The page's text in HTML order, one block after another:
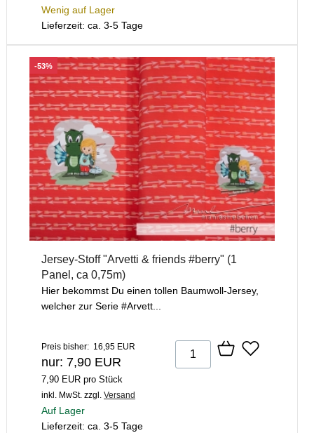
Wenig auf Lager
Lieferzeit: ca. 3-5 Tage
-53%
Jersey-Stoff "Arvetti & friends #berry" (1
Panel, ca 0,75m)
Hier bekommst Du einen tollen Baumwoll-Jersey,
welcher zur Serie #Arvett...
Preis bisher: 16,95 EUR
nur: 7,90 EUR
7,90 EUR pro Stück
inkl. MwSt. zzgl. Versand
Auf Lager
Lieferzeit: ca. 3-5 Tage